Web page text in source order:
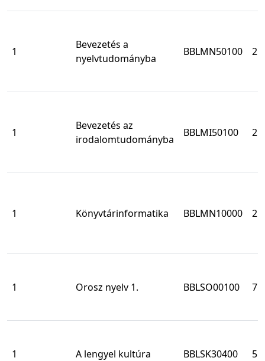
1
Bevezetés a
nyelvtudományba
BBLMN50100 2
1
Bevezetés az
irodalomtudományba
BBLMI50100 2
1 Könyvtárinformatika BBLMN10000 2
1 Orosz nyelv 1. BBLSO00100 7
1 A lengyel kultúra BBLSK30400 5